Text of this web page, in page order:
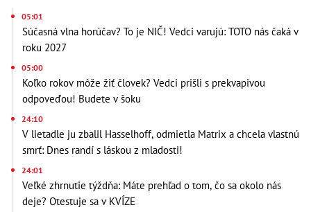
05:01
Súčasná vlna horúčav? To je NIČ! Vedci varujú: TOTO nás čaká v
roku 2027
05:00
Koľko rokov môže žiť človek? Vedci prišli s prekvapivou
odpoveďou! Budete v šoku
24:10
V lietadle ju zbalil Hasselhoff, odmietla Matrix a chcela vlastnú
smrť: Dnes randí s láskou z mladosti!
24:01
Veľké zhrnutie týždňa: Máte prehľad o tom, čo sa okolo nás
deje? Otestuje sa v KVÍZE